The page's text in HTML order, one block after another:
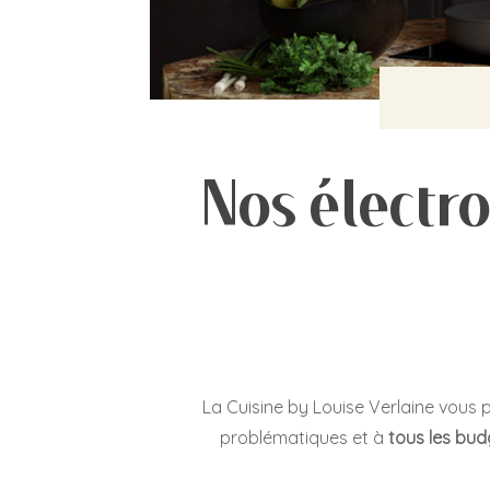
Nos
La Cuisine by Louise Verlaine vous
problématiques et à tous les